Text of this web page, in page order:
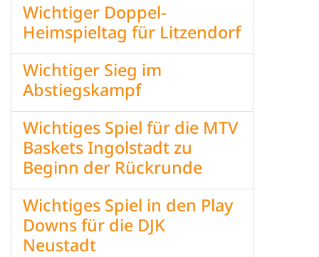
Wichtiger Doppel-
Heimspieltag für Litzendorf
Wichtiger Sieg im
Abstiegskampf
Wichtiges Spiel für die MTV
Baskets Ingolstadt zu
Beginn der Rückrunde
Wichtiges Spiel in den Play
Downs für die DJK
Neustadt